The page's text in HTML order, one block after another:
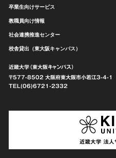
卒業生向けサービス
教職員向け情報
社会連携推進センター
校舎貸出（東大阪キャンパス）
近畿大学（東大阪キャンパス）
〒577-8502 大阪府東大阪市小若江3-4-1
TEL(06)6721-2332